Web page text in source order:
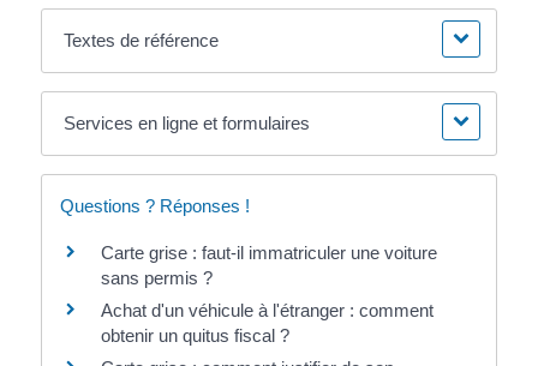
Textes de référence
Services en ligne et formulaires
Questions ? Réponses !
Carte grise : faut-il immatriculer une voiture
sans permis ?
Achat d'un véhicule à l'étranger : comment
obtenir un quitus fiscal ?